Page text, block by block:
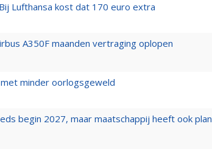
Lufthansa kost dat 170 euro extra
A350F maanden vertraging oplopen
minder oorlogsgeweld
begin 2027, maar maatschappij heeft ook plan